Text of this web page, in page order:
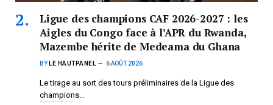
Ligue des champions CAF 2026-2027 : les
Aigles du Congo face à l’APR du Rwanda,
Mazembe hérite de Medeama du Ghana
BY LE HAUTPANEL 6 AOÛT 2026
Le tirage au sort des tours préliminaires de la Ligue des
champions…